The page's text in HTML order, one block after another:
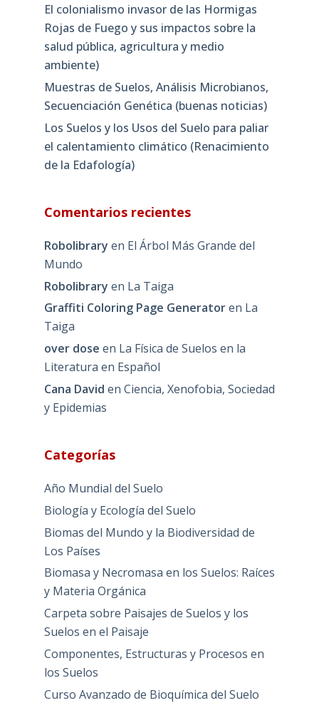
El colonialismo invasor de las Hormigas
Rojas de Fuego y sus impactos sobre la
salud pública, agricultura y medio
ambiente)
Muestras de Suelos, Análisis Microbianos,
Secuenciación Genética (buenas noticias)
Los Suelos y los Usos del Suelo para paliar
el calentamiento climático (Renacimiento
de la Edafología)
Comentarios recientes
Robolibrary en El Árbol Más Grande del
Mundo
Robolibrary en La Taiga
Graffiti Coloring Page Generatoren La
Taiga
over dose en La Física de Suelos en la
Literatura en Español
Cana David en Ciencia, Xenofobia, Sociedad
y Epidemias
Categorías
Año Mundial del Suelo
Biología y Ecología del Suelo
Biomas del Mundo y la Biodiversidad de
Los Países
Biomasa y Necromasa en los Suelos: Raíces
y Materia Orgánica
Carpeta sobre Paisajes de Suelos y los
Suelos en el Paisaje
Componentes, Estructuras y Procesos en
los Suelos
Curso Avanzado de Bioquímica del Suelo